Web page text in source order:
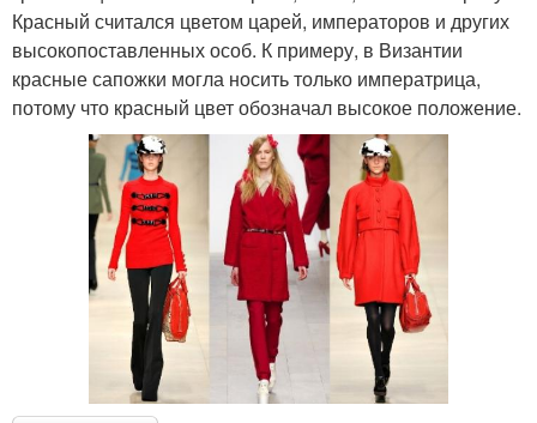
Красный считался цветом царей, императоров и других
высокопоставленных особ. К примеру, в Византии
красные сапожки могла носить только императрица,
потому что красный цвет обозначал высокое положение.